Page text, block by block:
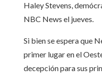
Haley Stevens,
NBC News el jueves.
Si bien se espera que
primer lugar en el
decepción para sus